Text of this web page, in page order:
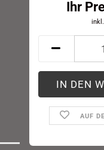
Ihr
AUF